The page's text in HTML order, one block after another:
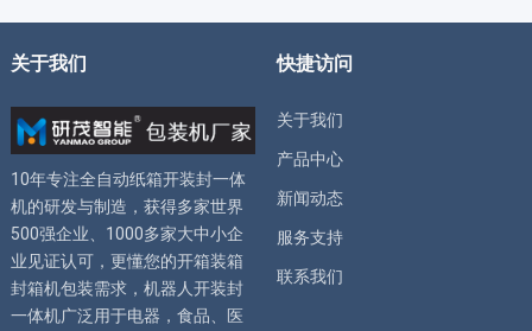
关于我们
10年专注全自动纸箱开装封一体
机的研发与制造，获得多家世界
500强企业、1000多家大中小企
业见证认可，更懂您的开箱装箱
封箱机包装需求， 机器人开装封
一体机广泛用于电器，食品、医
快捷访问
关于我们
产品中心
新闻动态
服务支持
联系我们